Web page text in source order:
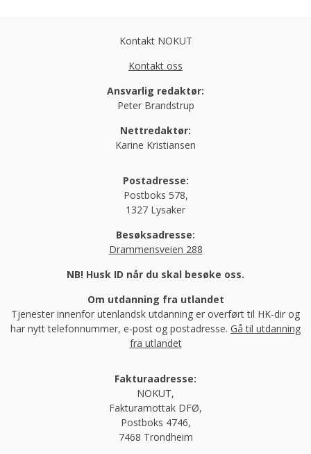
Kontakt NOKUT
Kontakt oss
Ansvarlig redaktør:
Peter Brandstrup
Nettredaktør:
Karine Kristiansen
Postadresse:
Postboks 578,
1327 Lysaker
Besøksadresse:
Drammensveien 288
NB! Husk ID når du skal besøke oss.
Om utdanning fra utlandet
Tjenester innenfor utenlandsk utdanning er overført til HK-dir og
har nytt telefonnummer, e-post og postadresse. Gå til utdanning
fra utlandet
Fakturaadresse:
NOKUT,
Fakturamottak DFØ,
Postboks 4746,
7468 Trondheim